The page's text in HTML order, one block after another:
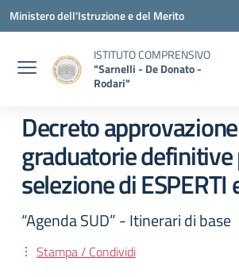
Vai ai contenuti
Vai al menu di navigazione
Vai al footer
Ministero dell'Istruzione e del Merito
ISTITUTO COMPRENSIVO
"Sarnelli - De Donato -
Rodari"
Decreto approvazione
graduatorie definitive
selezione di ESPERTI
“Agenda SUD” - Itinerari di base
Stampa / Condividi